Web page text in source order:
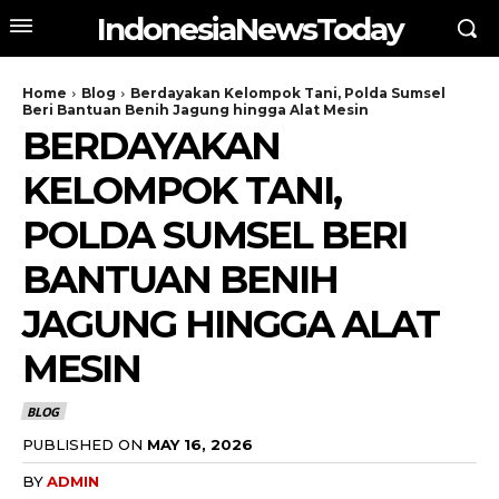
IndonesiaNewsToday
Home Blog
Berdayakan Kelompok Tani, Polda Sumsel
Beri Bantuan Benih Jagung hingga Alat Mesin
BERDAYAKAN
KELOMPOK TANI,
POLDA SUMSEL BERI
BANTUAN BENIH
JAGUNG HINGGA ALAT
MESIN
BLOG
PUBLISHED ON MAY 16, 2026
BYADMIN